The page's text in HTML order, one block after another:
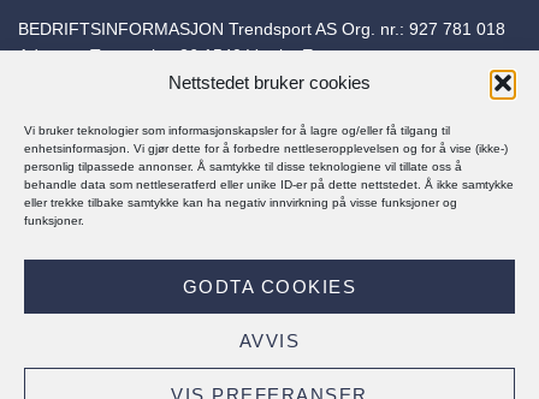
Nettstedet bruker cookies
Vi bruker teknologier som informasjonskapsler for å lagre og/eller få tilgang til
enhetsinformasjon. Vi gjør dette for å forbedre nettleseropplevelsen og for å vise (ikke-)
personlig tilpassede annonser. Å samtykke til disse teknologiene vil tillate oss å
behandle data som nettleseratferd eller unike ID-er på dette nettstedet. Å ikke samtykke
eller trekke tilbake samtykke kan ha negativ innvirkning på visse funksjoner og
funksjoner.
GODTA COOKIES
AVVIS
VIS PREFERANSER
BEDRIFTSINFORMASJON Trendsport AS Org. nr.: 927 781 018
Adresse: Torvuttaket 26 1540 Vestby E-post:
kundeservice@trapessko.no
© Trapes Sko 2025